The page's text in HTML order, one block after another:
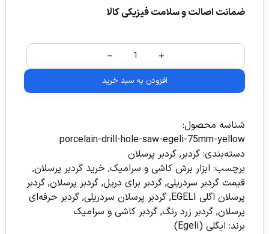
ضمانت اصالت و سلامت فیزیکی کالا
افزودن به سبد خرید
شناسه محصول:
porcelain-drill-hole-saw-egeli-75mm-yellow
دسته‌بندی: گردبر, گردبر پرسلان
برچسب: ابزار برش کاشی و سرامیک, خرید گردبر پرسلان,
قیمت گردبر سردریلی, گردبر برای دریل, گردبر پرسلان, گردبر
پرسلان اگلی EGELI
, گردبر پرسلان سردریلی, گردبر حرفه‌ای
پرسلان, گردبر زرد رنگ, گردبر کاشی و سرامیک
برند: ایگلی (Egeli)